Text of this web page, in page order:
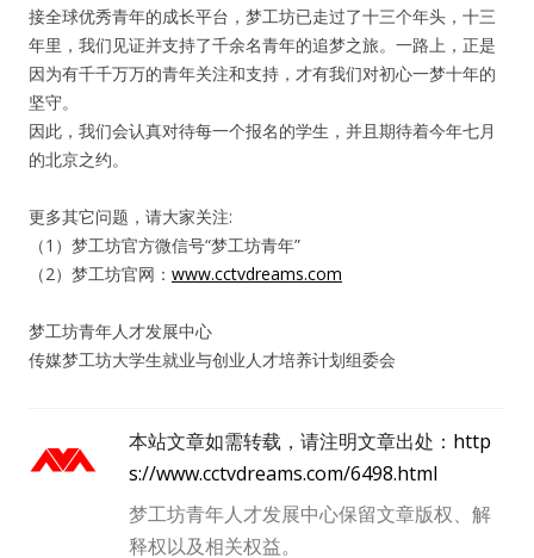
接全球优秀青年的成长平台，梦工坊已走过了十三个年头，十三
年里，我们见证并支持了千余名青年的追梦之旅。一路上，正是
因为有千千万万的青年关注和支持，才有我们对初心一梦十年的
坚守。
因此，我们会认真对待每一个报名的学生，并且期待着今年七月
的北京之约。
更多其它问题，请大家关注:
（1）梦工坊官方微信号“梦工坊青年”
（2）梦工坊官网： www.cctvdreams.com
梦工坊青年人才发展中心
传媒梦工坊大学生就业与创业人才培养计划组委会
本站文章如需转载，请注明文章出处： http
s://www.cctvdreams.com/6498.html
梦工坊青年人才发展中心保留文章版权、解
释权以及相关权益。